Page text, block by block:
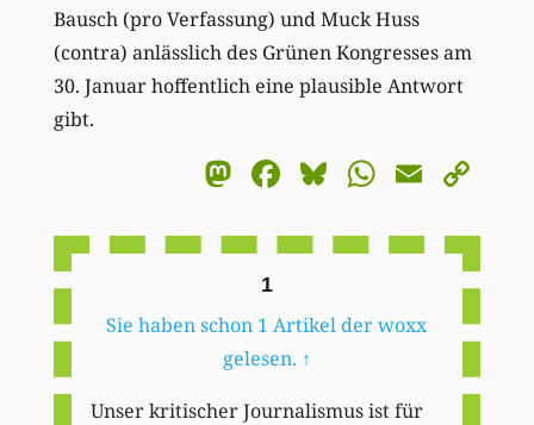
Bausch (pro Verfassung) und Muck Huss
(contra) anlässlich des Grünen Kongresses am
30. Januar hoffentlich eine plausible Antwort
gibt.
Mastodon
Facebook
BlueskyEmail
1
Sie haben schon 1 Artikel der woxx
gelesen. ↑
Unser kritischer Journalismus ist für